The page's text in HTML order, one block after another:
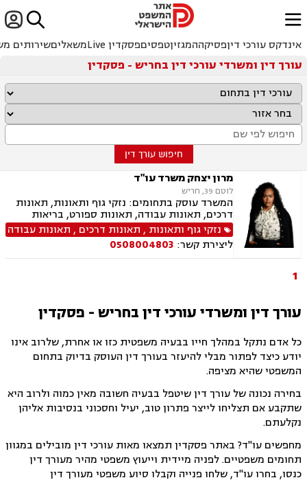

ﱐ
אינדקס עורכי דיןפסיקההמגזיןטפסיםפסקדין Live משאליםשירותים
עורך דין ומשרדי עורכי דין בחריש - פסקדין
חיפוש עורך דין
מרון יצחק משרד עו"ד
לוטם 39, חריש
המשרד עוסק בתחומים: נזקי גוף ותאונות, תאונות
דרכים, תאונות עבודה, תאונות ספורט, בריאות
הנפש, אובדן כושר עבודה תאונות תלמידים, תאונות
עקב רשלנות, רשלנות רפואית, רשלנות רפואית הריון
ולידה, רשלנות רפואית רפואת שיניים
נזקי גוף ותאונות , תאונות דרכים , תאונות עבודה
ליצירת קשר: 0508004803
1
עורך דין ומשרדי עורכי דין בחריש - פסקדין
כל אדם נתקל במהלך חייו בבעיה משפטית כזו או אחרת, שלרוב אינו
יודע כיצד לפתור מבלי להיעזר בעורך דין העוסק בדיוק בתחום
המשפטי שהיא מציפה.
בחירה נכונה של עורך דין שיטפל בבעיה חשובה מאין כמוה ולרוב היא
שתקבע אם תצליחו לייצר פתרון טוב, יעיל וחסכוני בנסיבות אליהן
נקלעתם.
מחפשים עו"ד? באתר פסקדין תמצאו מאות עורכי דין מובילים במגוון
תחומים משפטיים. לפניה מיידית וייעוץ משפטי מהיר מעורך דין
כנסו, בחרו עו"ד, שלחו פנייה וקבלו סיוע משפטי מעורך דין